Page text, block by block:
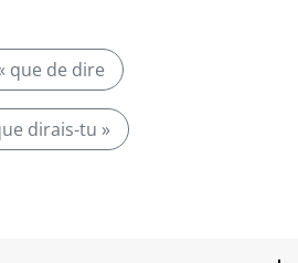
que de dire
dirais-tu »